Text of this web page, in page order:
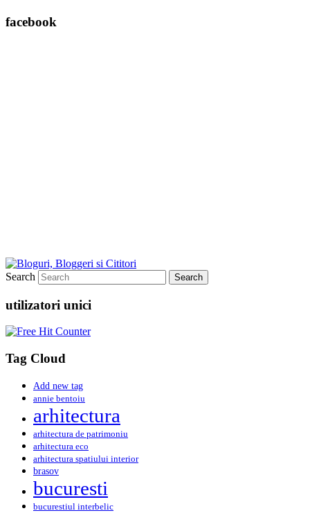
facebook
Search
utilizatori unici
Tag Cloud
Add new tag
annie bentoiu
arhitectura
arhitectura de patrimoniu
arhitectura eco
arhitectura spatiului interior
brasov
bucuresti
bucurestiul interbelic